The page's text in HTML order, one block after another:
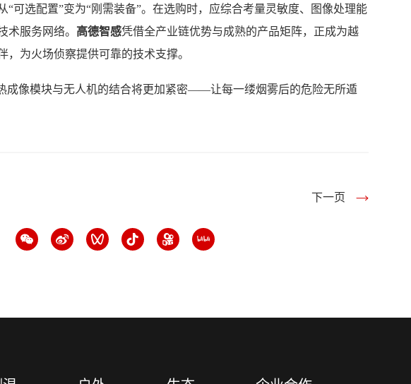
“可选配置”变为“刚需装备”。在选购时，应综合考量灵敏度、图像处理能
术服务网络。 高德智感凭借全产业链优势与成熟的产品矩阵，正成为越
，为火场侦察提供可靠的技术支撑。
成像模块与无人机的结合将更加紧密——让每一缕烟雾后的危险无所遁
下一页